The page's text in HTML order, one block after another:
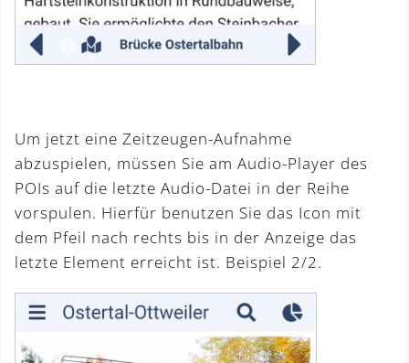
Um jetzt eine Zeitzeugen-Aufnahme
abzuspielen, müssen Sie am Audio-Player des
POIs auf die letzte Audio-Datei in der Reihe
vorspulen. Hierfür benutzen Sie das Icon mit
dem Pfeil nach rechts bis in der Anzeige das
letzte Element erreicht ist. Beispiel 2/2.